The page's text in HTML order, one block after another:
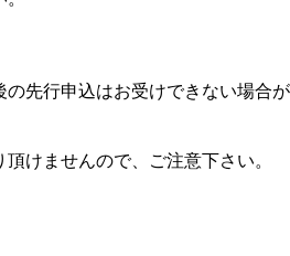
先行申込はお受けできない場合
けませんので、ご注意下さい。